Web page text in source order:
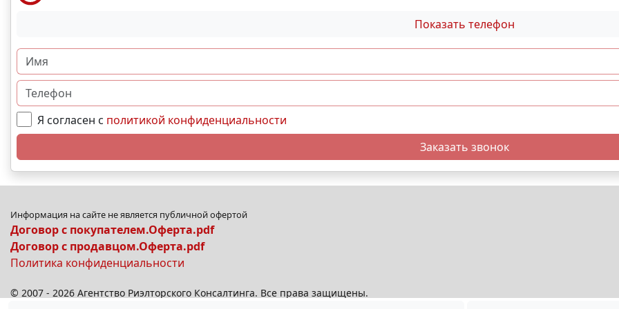
Показать телефон
Я согласен с политикой конфиденциальности
Заказать звонок
Информация на сайте не является публичной офертой
Договор с покупателем.Оферта.pdf
Договор с продавцом.Оферта.pdf
Политика конфиденциальности
© 2007 - 2026 Агентство Риэлторского Консалтинга. Все права защищены.